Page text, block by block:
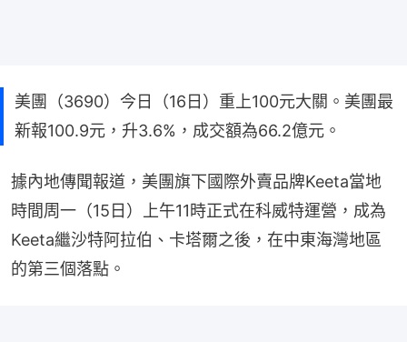
美團（3690）今日（16日）重上100元大關。美團最
新報100.9元，升3.6%，成交額為66.2億元。
據內地傳聞報道，美團旗下國際外賣品牌Keeta當地
時間周一（15日）上午11時正式在科威特運營，成為
Keeta繼沙特阿拉伯、卡塔爾之後，在中東海灣地區
的第三個落點。